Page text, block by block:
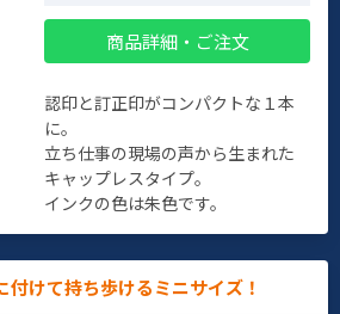
商品詳細・ご注文
認印と訂正印がコンパクトな１本
に。
立ち仕事の現場の声から生まれた
キャップレスタイプ。
インクの色は朱色です。
付けて持ち歩けるミニサイズ！